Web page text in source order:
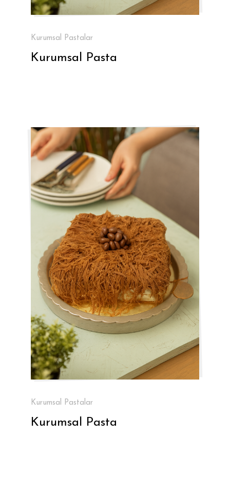
Kurumsal Pastalar
Kurumsal Pasta
Kurumsal Pastalar
Kurumsal Pasta